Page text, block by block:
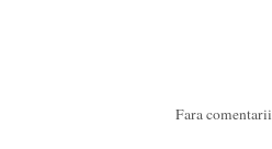
Fara comentarii